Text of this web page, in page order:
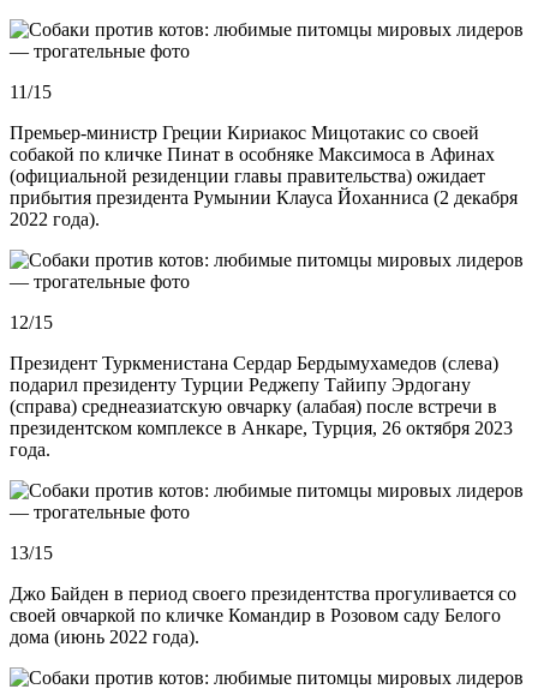
11/15
Премьер-министр Греции Кириакос Мицотакис со своей
собакой по кличке Пинат в особняке Максимоса в Афинах
(официальной резиденции главы правительства) ожидает
прибытия президента Румынии Клауса Йоханниса (2 декабря
2022 года).
12/15
Президент Туркменистана Сердар Бердымухамедов (слева)
подарил президенту Турции Реджепу Тайипу Эрдогану
(справа) среднеазиатскую овчарку (алабая) после встречи в
президентском комплексе в Анкаре, Турция, 26 октября 2023
года.
13/15
Джо Байден в период своего президентства прогуливается со
своей овчаркой по кличке Командир в Розовом саду Белого
дома (июнь 2022 года).